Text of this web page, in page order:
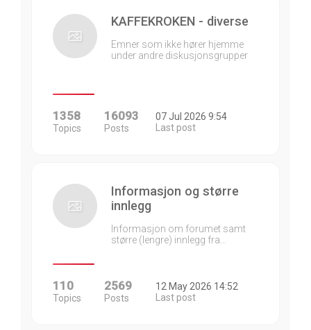
KAFFEKROKEN - diverse
Emner som ikke hører hjemme
under andre diskusjonsgrupper
1358
Topics
16093
Posts
07 Jul 2026 9:54
Last post
Informasjon og større
innlegg
Informasjon om forumet samt
større (lengre) innlegg fra…
110
Topics
2569
Posts
12 May 2026 14:52
Last post